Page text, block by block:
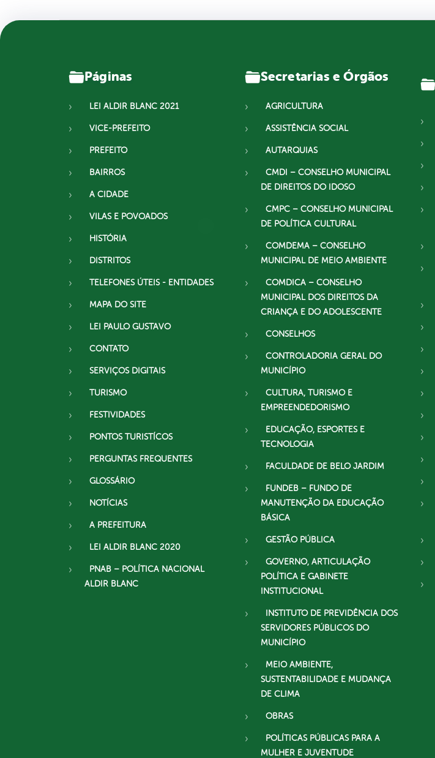
Páginas
LEI ALDIR BLANC 2021
VICE-PREFEITO
PREFEITO
BAIRROS
A CIDADE
VILAS E POVOADOS
HISTÓRIA
DISTRITOS
TELEFONES ÚTEIS - ENTIDADES
MAPA DO SITE
LEI PAULO GUSTAVO
CONTATO
SERVIÇOS DIGITAIS
TURISMO
FESTIVIDADES
PONTOS TURISTÍCOS
PERGUNTAS FREQUENTES
GLOSSÁRIO
NOTÍCIAS
A PREFEITURA
LEI ALDIR BLANC 2020
PNAB – POLÍTICA NACIONAL
ALDIR BLANC
Secretarias e Órgãos
AGRICULTURA
ASSISTÊNCIA SOCIAL
AUTARQUIAS
CMDI – CONSELHO MUNICIPAL
DE DIREITOS DO IDOSO
CMPC – CONSELHO MUNICIPAL
DE POLÍTICA CULTURAL
COMDEMA – CONSELHO
MUNICIPAL DE MEIO AMBIENTE
COMDICA – CONSELHO
MUNICIPAL DOS DIREITOS DA
CRIANÇA E DO ADOLESCENTE
CONSELHOS
CONTROLADORIA GERAL DO
MUNICÍPIO
CULTURA, TURISMO E
EMPREENDEDORISMO
EDUCAÇÃO, ESPORTES E
TECNOLOGIA
FACULDADE DE BELO JARDIM
FUNDEB – FUNDO DE
MANUTENÇÃO DA EDUCAÇÃO
BÁSICA
GESTÃO PÚBLICA
GOVERNO, ARTICULAÇÃO
POLÍTICA E GABINETE
INSTITUCIONAL
INSTITUTO DE PREVIDÊNCIA DOS
SERVIDORES PÚBLICOS DO
MUNICÍPIO
MEIO AMBIENTE,
SUSTENTABILIDADE E MUDANÇA
DE CLIMA
OBRAS
POLÍTICAS PÚBLICAS PARA A
MULHER E JUVENTUDE